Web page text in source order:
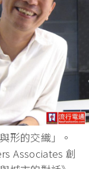
形的交織」。
Associates 創